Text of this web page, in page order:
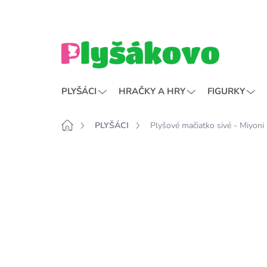
PLYŠÁCI HRAČKY A HRY FIGURKY
DomůPLYŠÁCI Plyšové mačiatko sivé - Miyoni